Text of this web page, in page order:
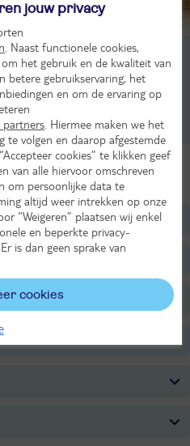
jouw privacy
. Naast functionele cookies,
het gebruik en de kwaliteit van
betere gebruikservaring, het
en om de ervaring op
partners . Hiermee maken we het
te volgen en daarop afgestemde
cookies” te klikken geef
van alle hiervoor omschreven
om persoonlijke data te
altijd weer intrekken op onze
“Weigeren” plaatsen wij enkel
en beperkte privacy-
is dan geen sprake van
cookies